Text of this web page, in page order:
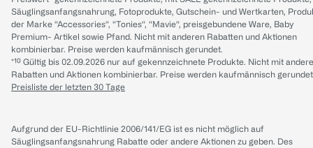
Säuglingsanfangsnahrung, Fotoprodukte, Gutschein- und Wertkarten,
der Marke “Accessories“, “Tonies“, “Mavie“, preisgebundene Ware, Baby
Premium- Artikel sowie Pfand. Nicht mit anderen Rabatten und Aktionen
kombinierbar. Preise werden kaufmännisch gerundet.
*¹⁰ Gültig bis 02.09.2026 nur auf gekennzeichnete Produkte. Nicht mit
Rabatten und Aktionen kombinierbar. Preise werden kaufmännisch
Preisliste der letzten 30 Tage
Aufgrund der EU-Richtlinie 2006/141/EG ist es nicht möglich auf
Säuglingsanfangsnahrung Rabatte oder andere Aktionen zu geben. Des